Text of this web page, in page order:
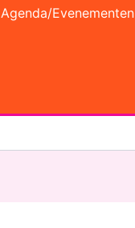
Agenda/Evenementen